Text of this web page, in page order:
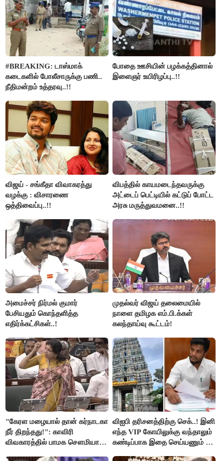
#BREAKING: டாஸ்மாக்
கடைகளில் போலீசாருக்கு பணி..
நீதிமன்றம் உத்தரவு..!!
போதை ஊசியின் பழக்கத்தினால்
இளைஞர் உயிரிழப்பு..!!
விஜய் - சங்கீதா விவாகரத்து
வழக்கு : விசாரணை
ஒத்திவைப்பு..!!
விபத்தில் காயமடைந்தவருக்கு
அட்டைப் பெட்டியில் கட்டுப் போட்ட
அரசு மருத்துவமனை..!!
அமைச்சர் நிர்மல் குமார்
பேசியதும் கொந்தளித்த
எதிர்க்கட்சிகள்..!
முதல்வர் விஜய் தலைமையில்
நாளை தமிழக எம்.பி.க்கள்
கலந்தாய்வு கூட்டம்!
"கேரள மழையால் தான் கர்நாடகா
நீர் திறந்தது!": காவிரி
விவகாரத்தில் பாமக சௌமியா
விஐபி தரிசனத்திற்கு செக்..! இனி
எந்த VIP கோயிலுக்கு வந்தாலும்
கண்டிப்பாக இதை செய்யணும் -